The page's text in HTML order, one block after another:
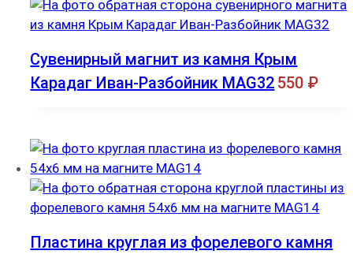
Сувенирный магнит из камня Крым
Карадаг Иван-Разбойник MAG32 550 ₽
Пластина круглая из форелевого камня